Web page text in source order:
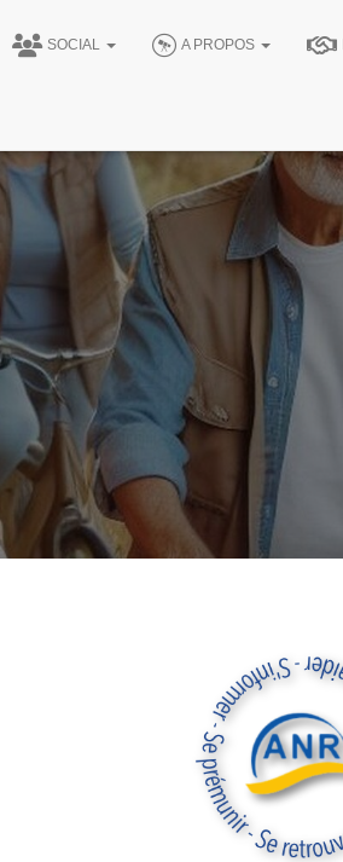
SOCIAL A PROPOS